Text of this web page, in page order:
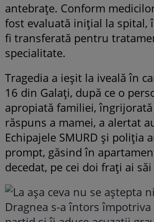
antebrațe. Conform
fost evaluată inițial la spital,
fi transferată pentru
specialitate.
Tragedia a ieșit la iveală în
16 din Galați, după ce o
apropiată familiei,
răspuns a mamei, a alertat
Echipajele SMURD și poliția
prompt, găsind în
decedat, pe cei doi frați ai